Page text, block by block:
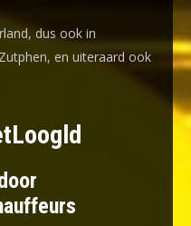
dus ook in
en uiteraard ook